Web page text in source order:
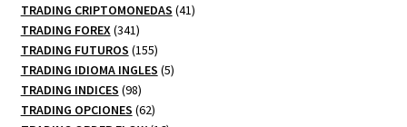
productos
TRADING CRIPTOMONEDAS 4141
TRADING FOREX 341341
productos
TRADING FUTUROS 155155
productos
TRADING IDIOMA INGLES 55
TRADING INDICES 9898
productos
TRADING OPCIONES 6262